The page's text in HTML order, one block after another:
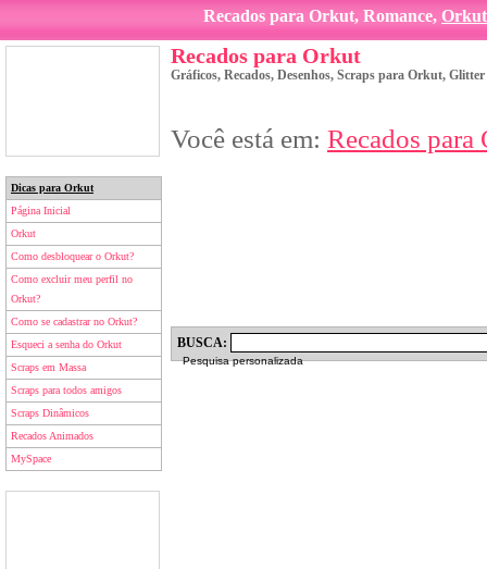
Recados para Orkut, Romance, Orkut
Dicas para Orkut
Página Inicial
Orkut
Como desbloquear o Orkut?
Como excluir meu perfil no
Orkut?
Como se cadastrar no Orkut?
Esqueci a senha do Orkut
Scraps em Massa
Scraps para todos amigos
Scraps Dinâmicos
Recados Animados
MySpace
Recados para Orkut
Gráficos, Recados, Desenhos, Scraps para Orkut,
Você está em: Recados para
BUSCA:
Pesquisa personalizada